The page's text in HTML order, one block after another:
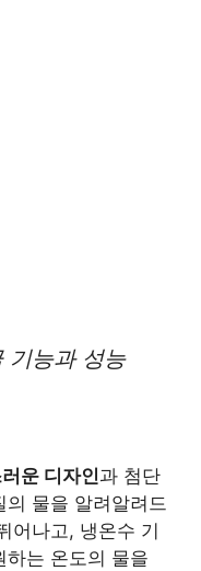
기능과 성능
운 디자인과 첨단
의 물을 알려알려드
어나고, 냉온수 기
하는 온도의 물을